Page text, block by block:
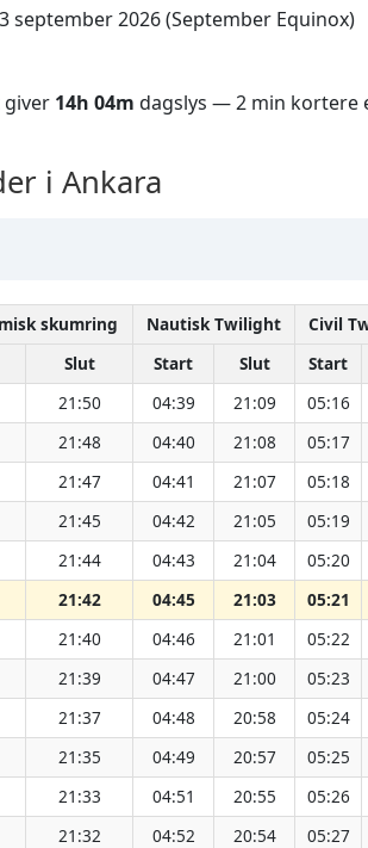
september 2026 (September Equinox)
giver 14h 04m dagslys — 2 min kortere
i Ankara
skumring Nautisk Twilight Civil
Slut Start Slut Start
21:50 04:39 21:09 05:16
21:48 04:40 21:08 05:17
21:47 04:41 21:07 05:18
21:45 04:42 21:05 05:19
21:44 04:43 21:04 05:20
21:42 04:45 21:03 05:21
21:40 04:46 21:01 05:22
21:39 04:47 21:00 05:23
21:37 04:48 20:58 05:24
21:35 04:49 20:57 05:25
21:33 04:51 20:55 05:26
21:32 04:52 20:54 05:27